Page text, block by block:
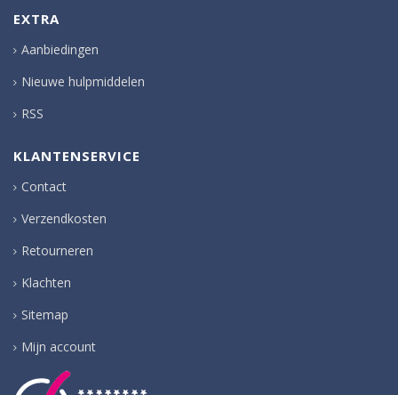
EXTRA
Aanbiedingen
Nieuwe hulpmiddelen
RSS
KLANTENSERVICE
Contact
Verzendkosten
Retourneren
Klachten
Sitemap
Mijn account